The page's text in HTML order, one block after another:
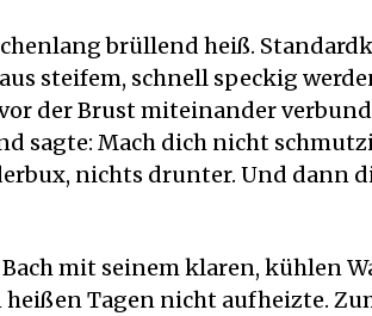
brüllend heiß.
steifem, schnell speckig
der Brust miteinander
sagte: Mach dich nicht
nichts drunter. Und dann
mit seinem klaren, kühlen
heißen Tagen nicht aufheizte.